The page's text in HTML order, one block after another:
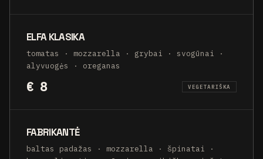
ELFA KLASIKA
tomatas · mozzarella · grybai · svogūnai ·
alyvuogės · oreganas
€ 8 VEGETARIŠKA
FABRIKANTĖ
baltas padažas · mozzarella · špinatai ·